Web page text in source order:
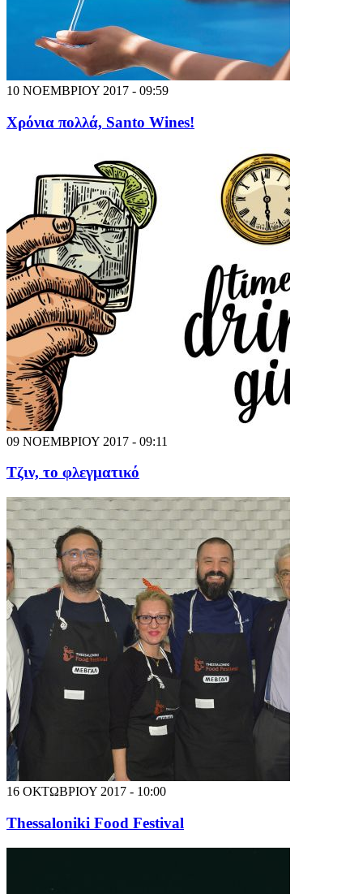
10 ΝΟΕΜΒΡΙΟΥ 2017 - 09:59
Xρόνια πολλά, Santo Wines!
09 ΝΟΕΜΒΡΙΟΥ 2017 - 09:11
Tζιν, το φλεγματικό
16 ΟΚΤΩΒΡΙΟΥ 2017 - 10:00
Thessaloniki Food Festival